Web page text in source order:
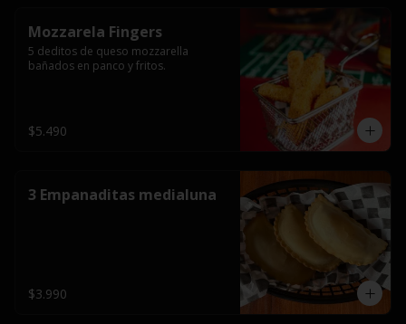
Mozzarela Fingers
5 deditos de queso mozzarella
bañados en panco y fritos.
$5.490
3 Empanaditas medialuna
$3.990